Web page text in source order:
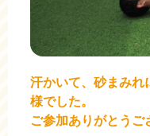
汗かいて、砂まみれ
様でした。
ご参加ありがとうご